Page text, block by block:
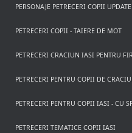
PERSONAJE PETRECERI COPII UPDATE
PETRECERI COPII - TAIERE DE MOT
PETRECERI CRACIUN IASI PENTRU
PETRECERI PENTRU COPII DE
PETRECERI PENTRU COPII IASI - CU
PETRECERI TEMATICE COPII IASI